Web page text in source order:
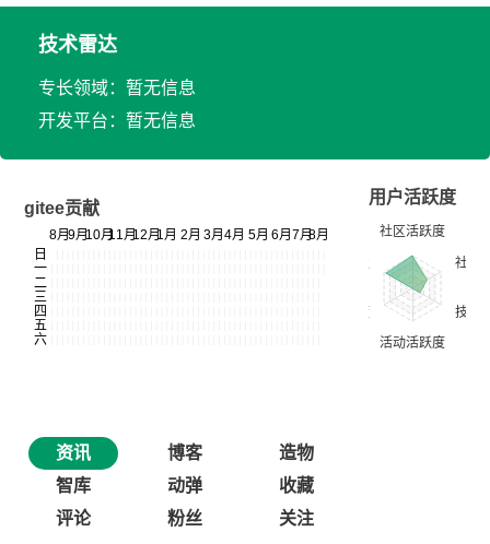
技术雷达
专长领域：暂无信息
开发平台：暂无信息
gitee贡献
用户活跃度
资讯 博客
造物
智库
动弹
收藏
评论
粉丝 关注